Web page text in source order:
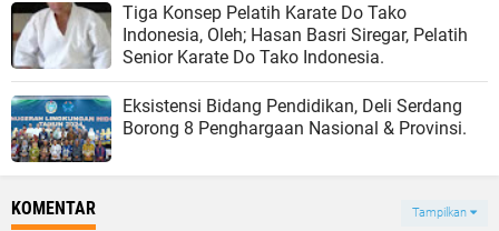
Tiga Konsep Pelatih Karate Do Tako
Indonesia, Oleh; Hasan Basri Siregar, Pelatih
Senior Karate Do Tako Indonesia.
Eksistensi Bidang Pendidikan, Deli Serdang
Borong 8 Penghargaan Nasional & Provinsi.
KOMENTAR Tampilkan